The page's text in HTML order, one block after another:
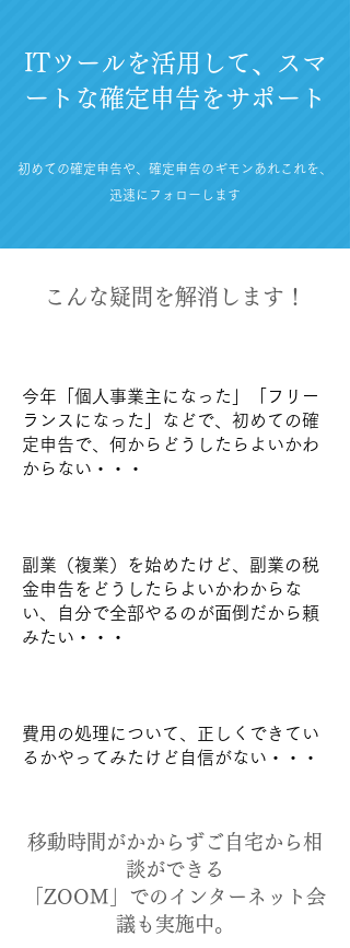
ITツールを活用して、スマ
ートな確定申告をサポート
初めての確定申告や、確定申告のギモンあれこれを、
迅速にフォローします
こんな疑問を解消します！
今年「個人事業主になった」「フリー
ランスになった」などで、初めての確
定申告で、何からどうしたらよいかわ
からない・・・
副業（複業）を始めたけど、副業の税
金申告をどうしたらよいかわからな
い、自分で全部やるのが面倒だから頼
みたい・・・
費用の処理について、正しくできてい
るかやってみたけど自信がない・・・
​移動時間がかからずご自宅から相
談ができる
「ZOOM」でのインターネット会
議も実施中。